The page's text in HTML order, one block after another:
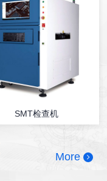
SMT检查机
More